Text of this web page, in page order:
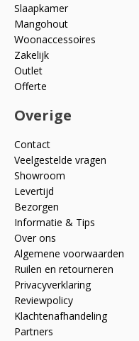
Slaapkamer
Mangohout
Woonaccessoires
Zakelijk
Outlet
Offerte
Overige
Contact
Veelgestelde vragen
Showroom
Levertijd
Bezorgen
Informatie & Tips
Over ons
Algemene voorwaarden
Ruilen en retourneren
Privacyverklaring
Reviewpolicy
Klachtenafhandeling
Partners